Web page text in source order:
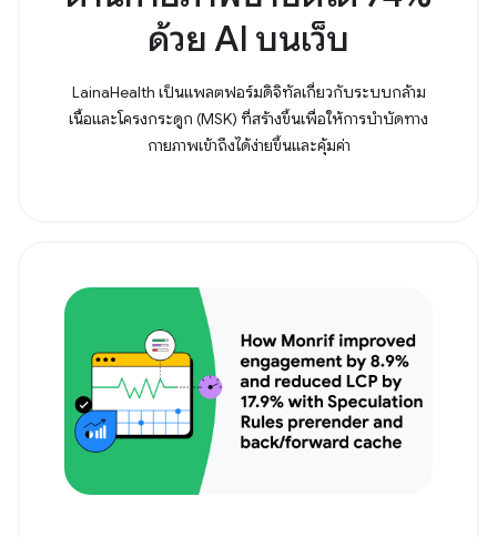
ด้วย AI บนเว็บ
LainaHealth เป็นแพลตฟอร์มดิจิทัลเกี่ยวกับระบบกล้าม
เนื้อและโครงกระดูก (MSK) ที่สร้างขึ้นเพื่อให้การบำบัดทาง
กายภาพเข้าถึงได้ง่ายขึ้นและคุ้มค่า